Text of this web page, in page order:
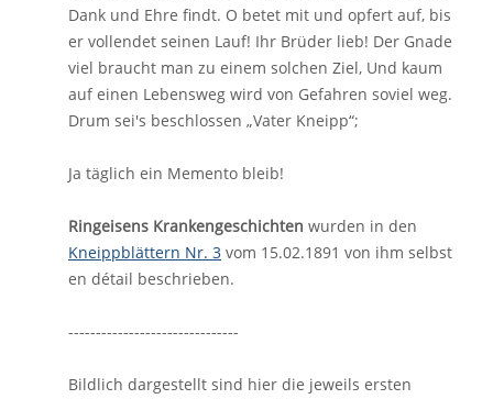
Dank und Ehre findt. O betet mit und opfert auf, bis
er vollendet seinen Lauf! Ihr Brüder lieb! Der Gnade
viel braucht man zu einem solchen Ziel, Und kaum
auf einen Lebensweg wird von Gefahren soviel weg.
Drum sei's beschlossen „Vater Kneipp“;
Ja täglich ein Memento bleib!
Ringeisens Krankengeschichten wurden in den
Kneippblättern Nr. 3 vom 15.02.1891 von ihm selbst
en détail beschrieben.
-------------------------------
Bildlich dargestellt sind hier die jeweils ersten